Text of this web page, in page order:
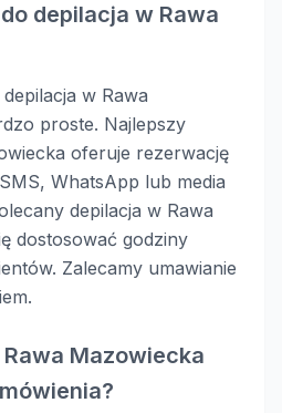
depilacja w Rawa
w Rawa
proste. Najlepszy
oferuje rezerwację
WhatsApp lub media
depilacja w Rawa
dostosować godziny
Zalecamy umawianie
Mazowiecka